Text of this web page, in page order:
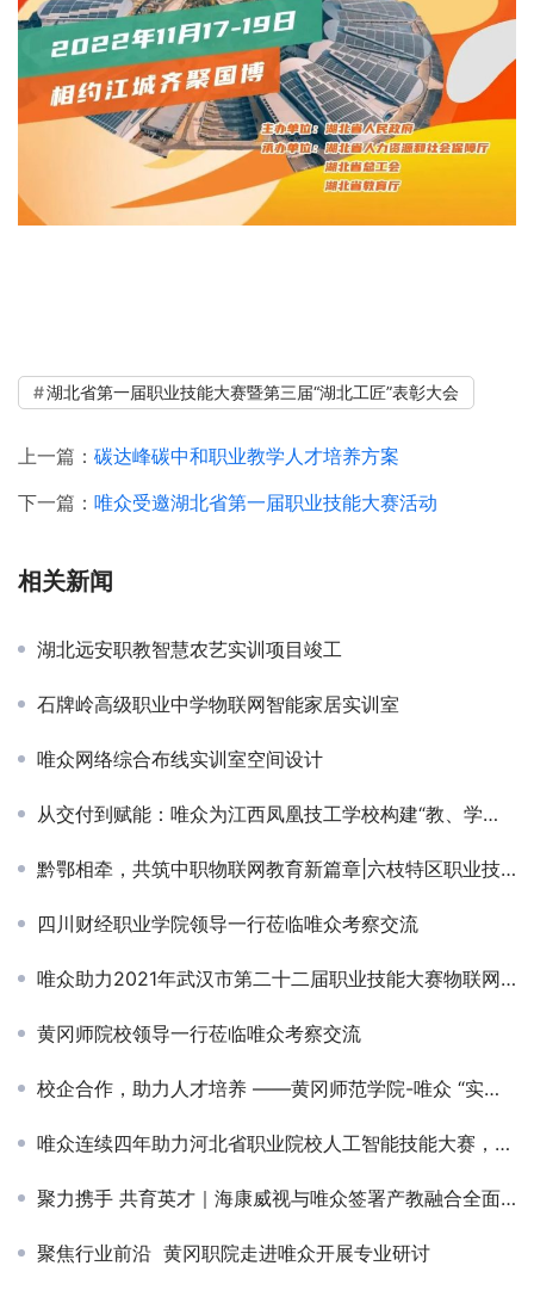
湖北省第一届职业技能大赛暨第三届“湖北工匠”表彰大会
上一篇： 碳达峰碳中和职业教学人才培养方案
下一篇： 唯众受邀湖北省第一届职业技能大赛活动
相关新闻
湖北远安职教智慧农艺实训项目竣工
石牌岭高级职业中学物联网智能家居实训室
唯众网络综合布线实训室空间设计
从交付到赋能：唯众为江西凤凰技工学校构建“教、学、做”一体化网络实训环境
黔鄂相牵，共筑中职物联网教育新篇章|六枝特区职业技术学校物联网实训室竣工
四川财经职业学院领导一行莅临唯众考察交流
唯众助力2021年武汉市第二十二届职业技能大赛物联网技术赛项
黄冈师院校领导一行莅临唯众考察交流
校企合作，助力人才培养 ——黄冈师范学院-唯众 “实习实训基地”揭牌仪式顺利举行
唯众连续四年助力河北省职业院校人工智能技能大赛，赋能智慧城市未来人才
聚力携手 共育英才｜海康威视与唯众签署产教融合全面战略合作协议
聚焦行业前沿 黄冈职院走进唯众开展专业研讨